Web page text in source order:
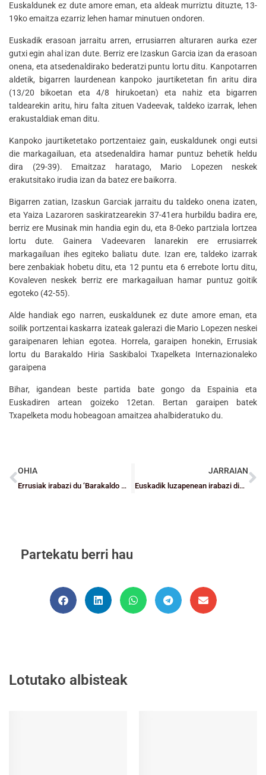
Euskaldunek ez dute amore eman, eta aldeak murriztu dituzte, 13-
19ko emaitza ezarriz lehen hamar minutuen ondoren.
Euskadik erasoan jarraitu arren, errusiarren alturaren aurka ezer
gutxi egin ahal izan dute. Berriz ere Izaskun Garcia izan da erasoan
onena, eta atsedenaldirako bederatzi puntu lortu ditu. Kanpotarren
aldetik, bigarren laurdenean kanpoko jaurtiketetan fin aritu dira
(13/20 bikoetan eta 4/8 hirukoetan) eta nahiz eta bigarren
taldearekin aritu, hiru falta zituen Vadeevak, taldeko izarrak, lehen
erakustaldiak eman ditu.
Kanpoko jaurtiketetako portzentaiez gain, euskaldunek ongi eutsi
die markagailuan, eta atsedenaldira hamar puntuz behetik heldu
dira (29-39). Emaitzaz haratago, Mario Lopezen neskek
erakutsitako irudia izan da batez ere baikorra.
Bigarren zatian, Izaskun Garciak jarraitu du taldeko onena izaten,
eta Yaiza Lazaroren saskiratzearekin 37-41era hurbildu badira ere,
berriz ere Musinak min handia egin du, eta 8-0eko partziala lortzea
lortu dute. Gainera Vadeevaren lanarekin ere errusiarrek
markagailuan ihes egiteko baliatu dute. Izan ere, taldeko izarrak
bere zenbakiak hobetu ditu, eta 12 puntu eta 6 errebote lortu ditu,
Kovaleven neskek berriz ere markagailuan hamar puntuz goitik
egoteko (42-55).
Alde handiak ego narren, euskaldunek ez dute amore eman, eta
soilik portzentai kaskarra izateak galerazi die Mario Lopezen neskei
garaipenaren lehian egotea. Horrela, garaipen honekin, Errusiak
lortu du Barakaldo Hiria Saskibaloi Txapelketa Internazionaleko
garaipena
Bihar, igandean beste partida bate gongo da Espainia eta
Euskadiren artean goizeko 12etan. Bertan garaipen batek
Txapelketa modu hobeagoan amaitzea ahalbideratuko du.
OHIA
Errusiak irabazi du ‘Barakaldo Hiria’ Saskibaloi Txapelketa Internazionaleko lehen jardunaldian
JARRAIAN
Euskadik luzapenean irabazi dio Espainiari ‘Barakaldo Hiria’ko azken jardunaldian
Partekatu berri hau
Lotutako albisteak